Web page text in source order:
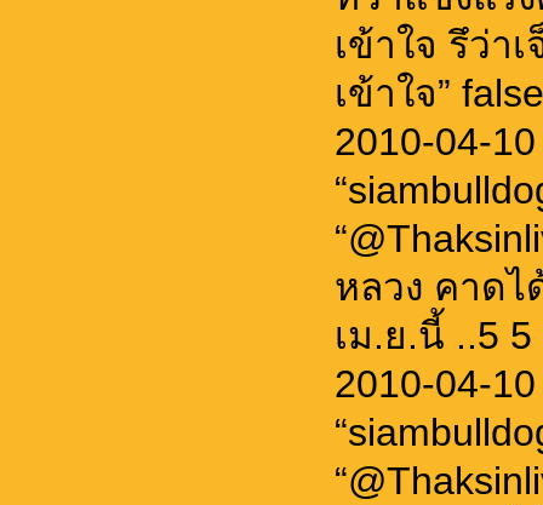
เข้าใจ รึว่า
เข้าใจ” false
2010-04-
หลวง คาด
เม.ย.นี้ ..5
2010-04-